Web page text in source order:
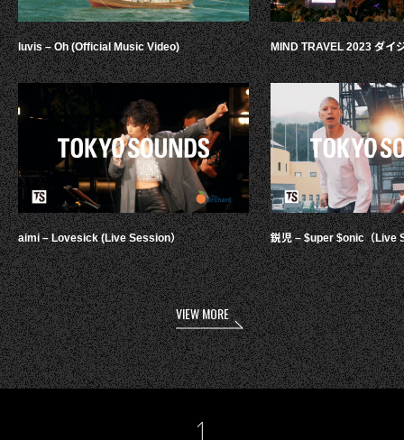
luvis – Oh (Official Music Video)
aimi – Lovesick (Live Session）
MIND TRAVEL 2023 ダイ
鋭児 – $uper $onic（Live
VIEW MORE